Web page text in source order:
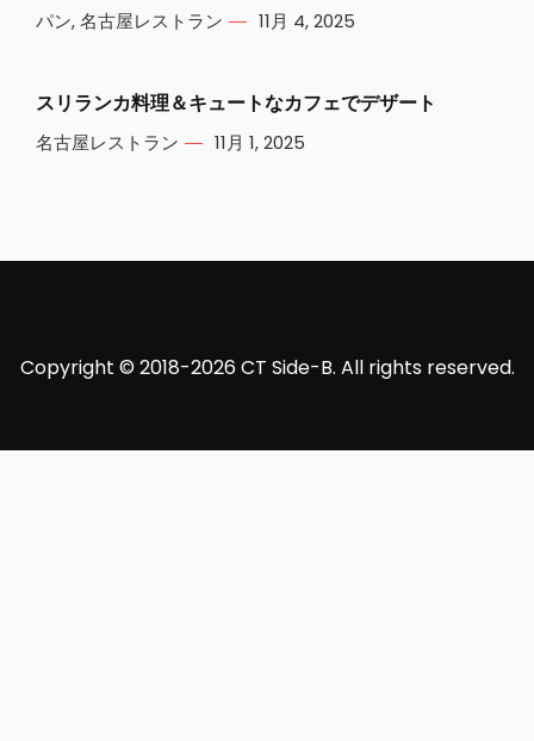
パン,名古屋レストラン 11月 4, 2025
スリランカ料理＆キュートなカフェでデザート
名古屋レストラン 11月 1, 2025
Copyright © 2018-2026 CT Side-B. All rights reserved.